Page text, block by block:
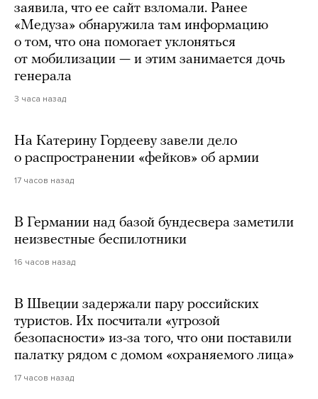
заявила, что ее сайт взломали. Ранее
«Медуза» обнаружила там информацию
о том, что она помогает уклоняться
от мобилизации — и этим занимается дочь
генерала
3 часа назад
На Катерину Гордееву завели дело
о распространении «фейков» об армии
17 часов назад
В Германии над базой бундесвера заметили
неизвестные беспилотники
16 часов назад
В Швеции задержали пару российских
туристов. Их посчитали «угрозой
безопасности» из-за того, что они поставили
палатку рядом с домом «охраняемого лица»
17 часов назад